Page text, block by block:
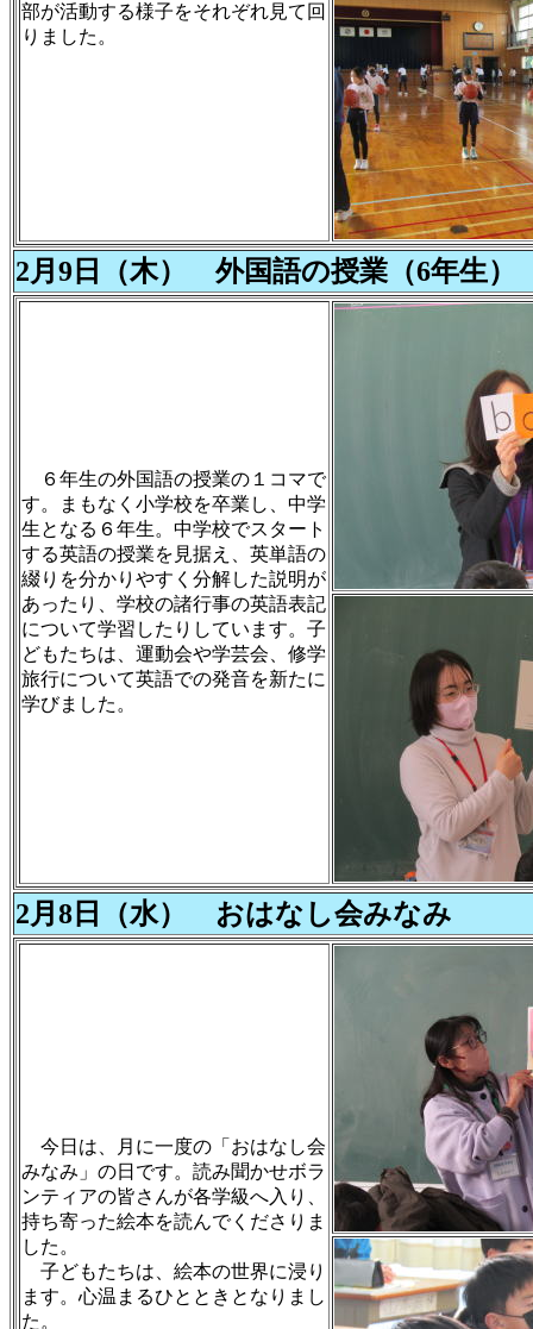
部が活動する様子をそれぞれ見て回
りました。
2月9日（木） 外国語の授業（6年生）
６年生の外国語の授業の１コマで
す。まもなく小学校を卒業し、中学
生となる６年生。中学校でスタート
する英語の授業を見据え、英単語の
綴りを分かりやすく分解した説明が
あったり、学校の諸行事の英語表記
について学習したりしています。子
どもたちは、運動会や学芸会、修学
旅行について英語での発音を新たに
学びました。
2月8日（水） おはなし会みなみ
今日は、月に一度の「おはなし会
みなみ」の日です。読み聞かせボラ
ンティアの皆さんが各学級へ入り、
持ち寄った絵本を読んでくださりま
した。
子どもたちは、絵本の世界に浸り
ます。心温まるひとときとなりまし
た。